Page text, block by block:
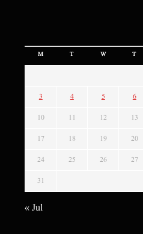
M T W T
3 4 5 6
10 11 12 13
17 18 19 20
24 25 26 27
31
« Jul